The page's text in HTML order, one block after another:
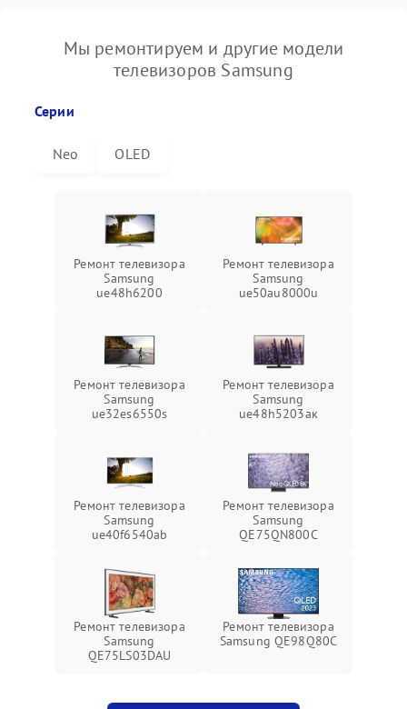
Мы ремонтируем и другие модели
телевизоров Samsung
Серии
Neo OLED
Ремонт телевизора
Samsung
ue48h6200
Ремонт телевизора
Samsung
ue50au8000u
Ремонт телевизора
Samsung
ue32es6550s
Ремонт телевизора
Samsung
ue48h5203aк
Ремонт телевизора
Samsung
ue40f6540ab
Ремонт телевизора
Samsung
QE75QN800C
Ремонт телевизора
Samsung
QE75LS03DAU
Ремонт телевизора
Samsung QE98Q80C